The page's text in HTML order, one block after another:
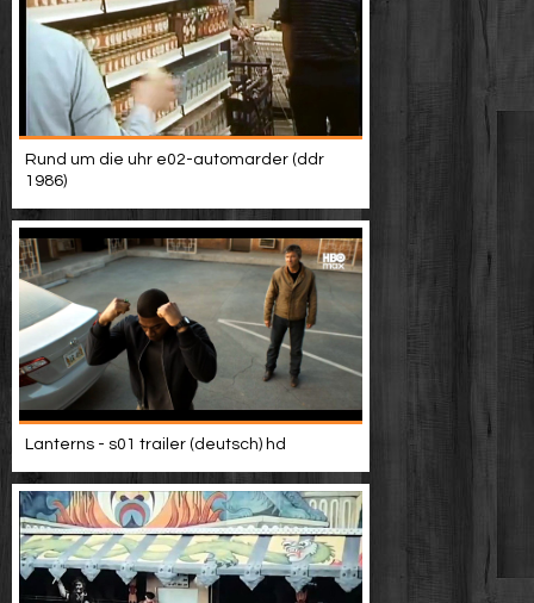
Rund um die uhr e02-automarder (ddr
1986)
Lanterns - s01 trailer (deutsch) hd